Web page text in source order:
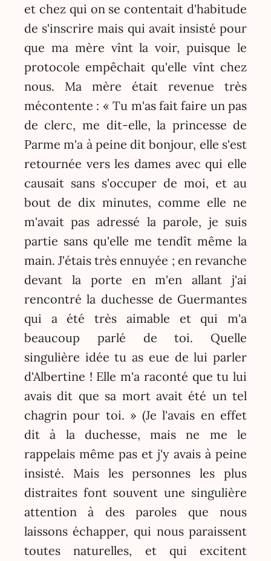
et chez qui on se contentait d'habitude
de s'inscrire mais qui avait insisté pour
que ma mère vînt la voir, puisque le
protocole empêchait qu'elle vînt chez
nous. Ma mère était revenue très
mécontente : « Tu m'as fait faire un pas
de clerc, me dit-elle, la princesse de
Parme m'a à peine dit bonjour, elle s'est
retournée vers les dames avec qui elle
causait sans s'occuper de moi, et au
bout de dix minutes, comme elle ne
m'avait pas adressé la parole, je suis
partie sans qu'elle me tendît même la
main. J'étais très ennuyée ; en revanche
devant la porte en m'en allant j'ai
rencontré la duchesse de Guermantes
qui a été très aimable et qui m'a
beaucoup parlé de toi. Quelle
singulière idée tu as eue de lui parler
d'Albertine ! Elle m'a raconté que tu lui
avais dit que sa mort avait été un tel
chagrin pour toi. » (Je l'avais en effet
dit à la duchesse, mais ne me le
rappelais même pas et j'y avais à peine
insisté. Mais les personnes les plus
distraites font souvent une singulière
attention à des paroles que nous
laissons échapper, qui nous paraissent
toutes naturelles, et qui excitent